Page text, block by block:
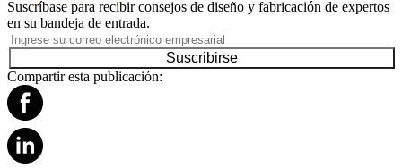
Suscríbase para recibir consejos de diseño y fabricación de expertos
en su bandeja de entrada.
Suscribirse
Compartir esta publicación: